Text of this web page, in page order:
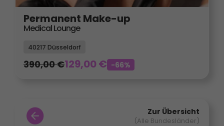
Permanent Make-up
Medical Lounge
40217 Düsseldorf
390,00€129,00€ -66%
Zur Übersicht
(Alle Bundesländer)